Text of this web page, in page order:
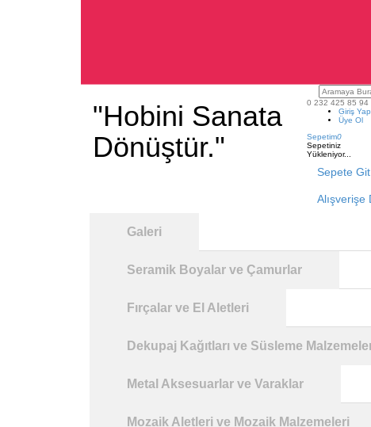
"Hobini Sanata
Dönüştür."
0 232 425 85 94
Giriş Yap
Üye Ol
Sepetim0
Sepetiniz
Yükleniyor...
Sepete Git
Alışverişe
Galeri
Seramik Boyalar ve Çamurlar
Fırçalar ve El Aletleri
Dekupaj Kağıtları ve Süsleme
Metal Aksesuarlar ve Varaklar
Mozaik Aletleri ve Mozaik Malzemeleri